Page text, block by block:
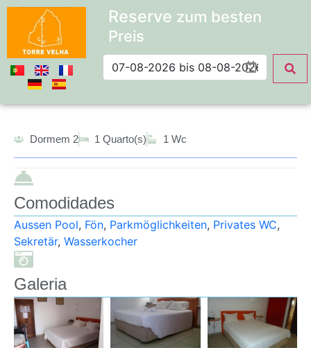
Reserve zum besten
Preis
Dormem 2 1 Quarto(s) 1 Wc
Comodidades
Aussen Pool, Fön, Parkmöglichkeiten, Privates WC,
Sekretär, Wasserkocher
Galeria